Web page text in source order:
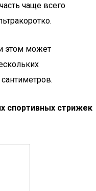
чаще всего
этом может
спортивных стрижек